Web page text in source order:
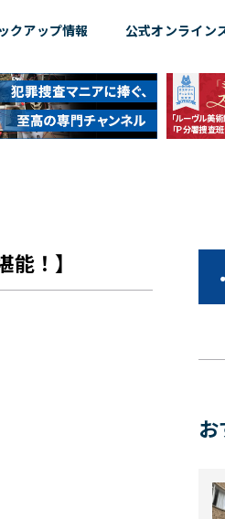
クアップ情報 公式オンライン
！】